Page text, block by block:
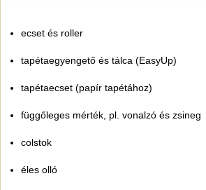
ecset és roller
tapétaegyengető és tálca (EasyUp)
tapétaecset (papír tapétához)
függőleges mérték, pl. vonalzó és zsineg
colstok
éles olló